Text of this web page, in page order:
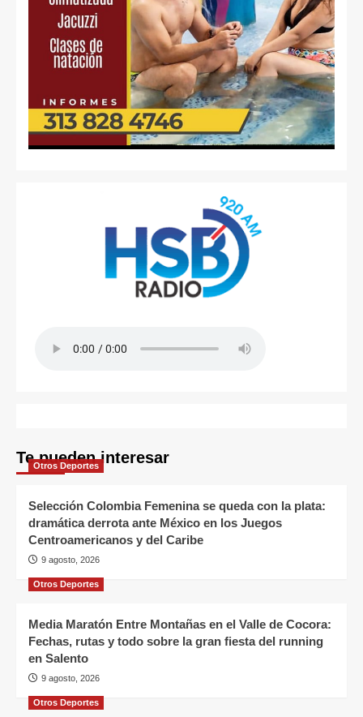
Te pueden interesar
Otros Deportes
Selección Colombia Femenina se queda con la plata:
dramática derrota ante México en los Juegos
Centroamericanos y del Caribe
9 agosto, 2026
Otros Deportes
Media Maratón Entre Montañas en el Valle de Cocora:
Fechas, rutas y todo sobre la gran fiesta del running
en Salento
9 agosto, 2026
Otros Deportes